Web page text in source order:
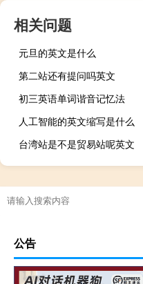
相关问题
元旦的英文是什么
第二站还有提问吗英文
初三英语单词谐音记忆法
人工智能的英文缩写是什么
台湾站是不是贸易站呢英文
公告